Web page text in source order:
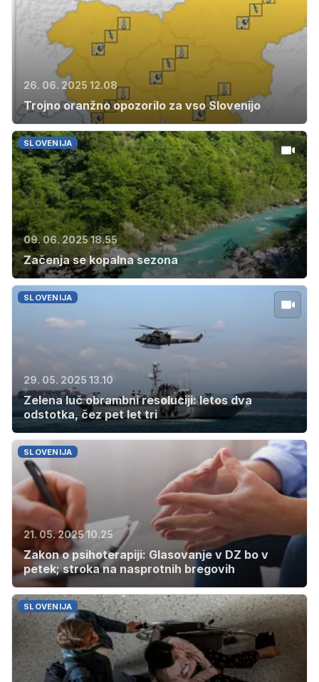
26. 06. 2025 12.08
Trojno oranžno opozorilo za vso Slovenijo
SLOVENIJA
09. 06. 2025 18.55
Začenja se kopalna sezona
SLOVENIJA
29. 05. 2025 13.10
Zelena luč obrambni resoluciji: letos dva
odstotka, čez pet let tri
SLOVENIJA
21. 05. 2025 10.25
Zakon o psihoterapiji: Glasovanje v DZ bo v
petek; stroka na nasprotnih bregovih
SLOVENIJA